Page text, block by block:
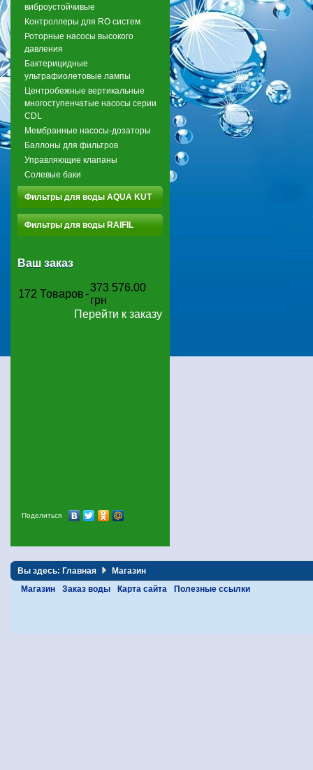
виброустойчивые
Контроллеры для RO систем
Роторные насосы высокого
давления
Бактерицидные
ультрафиолетовые лампы
Центробежные вертикальные
многоступенчатые насосы серии
CDL
Мембранные насосы-дозаторы
Баллоны для фильтров
Управляющие клапаны
Солевые баки
Фильтры для воды AQUA KUT
Фильтры для воды RAIFIL
Ваш заказ
172 Товаров-
373 576.00
грн
Перейти к заказу
Поделиться
Вы здесь: Главная
Магазин
Магазин
Заказ воды Карта сайта Полезные ссылки